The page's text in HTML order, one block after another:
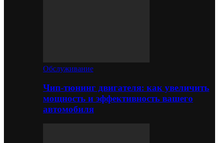
Обслуживание
Чип-тюнинг двигателя: как увеличить
мощность и эффективность вашего
автомобиля